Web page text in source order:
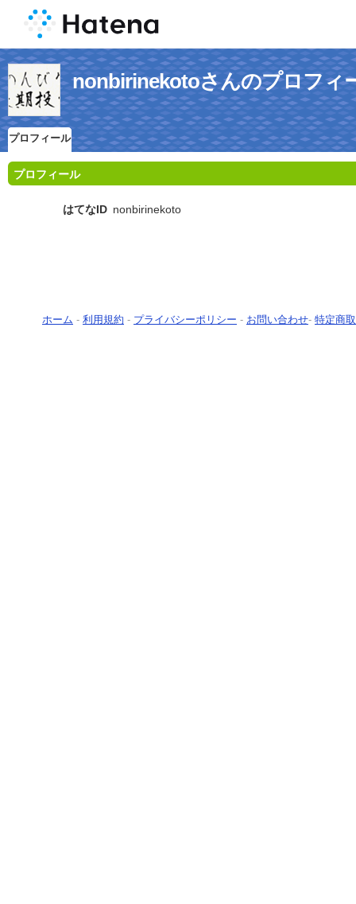
nonbirinekotoさんのプロフィ
プロフィール
プロフィール
はてなID nonbirinekoto
ホーム - 利用規約 - プライバシーポリシー - お問い合わせ- 特定商